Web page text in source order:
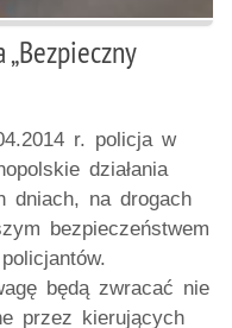
r. policja w
działania
dniach, na drogach
bezpieczeństwem
będą zwracać nie
przez kierujących